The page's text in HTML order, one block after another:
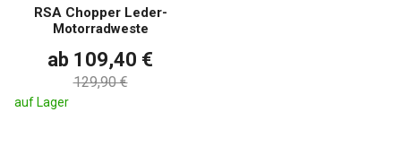
RSA Chopper Leder-
Motorradweste
ab 109,40 €
129,90 €
auf Lager